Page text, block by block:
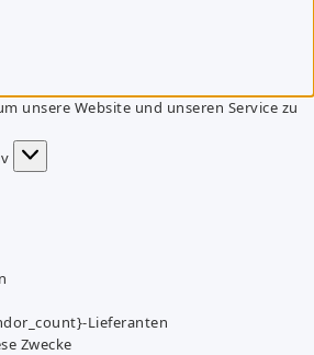
unsere Website und unseren Service zu
Lieferanten
Zwecke